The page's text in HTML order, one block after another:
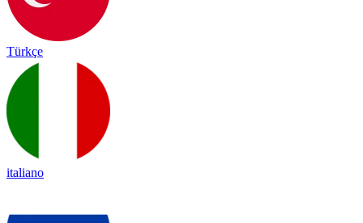
Türkçe
italiano